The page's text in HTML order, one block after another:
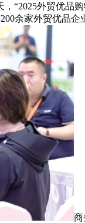
“2025外贸优品
余家外贸优品
商